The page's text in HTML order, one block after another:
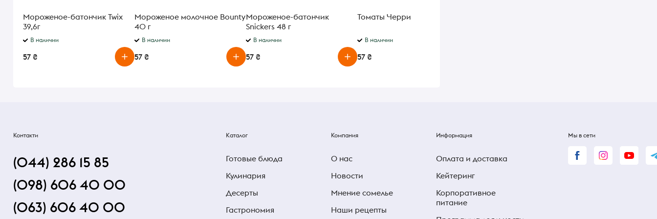
Мороженое-батончик Twix
39,6г
В наличии
57 ₴
Мороженое молочное Bounty
40 г
В наличии
57 ₴
Мороженое-батончик
Snickers 48 г
В наличии
57 ₴
Томаты Черри
В наличии
57 ₴
Контакти
(044) 286 15 85
(098) 606 40 00
(063) 606 40 00
Каталог
Готовые блюда
Кулинария
Десерты
Гастрономия
Компания
О нас
Новости
Мнение сомелье
Наши рецепты
Информация
Оплата и доставка
Кейтеринг
Корпоративное
питание
Мы в сети